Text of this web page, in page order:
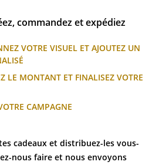
commandez et expédiez
VOTRE VISUEL ET AJOUTEZ UN
LE MONTANT ET FINALISEZ VOTRE
CAMPAGNE
cadeaux et distribuez-les vous-
nous faire et nous envoyons